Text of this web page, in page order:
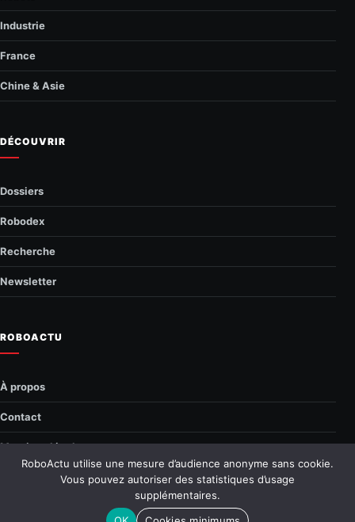
Industrie
France
Chine & Asie
DÉCOUVRIR
Dossiers
Robodex
Recherche
Newsletter
ROBOACTU
À propos
Contact
Mentions légales
Confidentialité
Tous droits réservés
RoboActu utilise une mesure d’audience anonyme sans cookie.
Vous pouvez autoriser des statistiques d’usage
supplémentaires.